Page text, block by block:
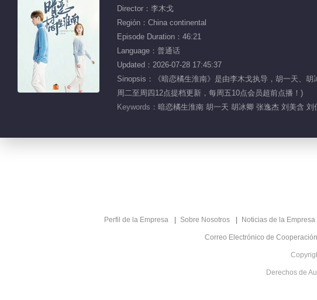
Director：李木戈
Región：China continental
Episode Duration：46:21
Language：普通话
Updated：2026-07-28 17:45:37
Sinopsis：《暗恋橘生淮南》是由李木戈执导，胡一天、
周二至周四12点提档更新，每周五10点会员超前点播！)
Keywords： 暗恋橘生淮南 胡一天 胡冰卿 张逸杰 刘美含
Perfil de la Empresa Sobre Nosotros Noticias de la Empresa
Correo Electrónico de
Derechos de